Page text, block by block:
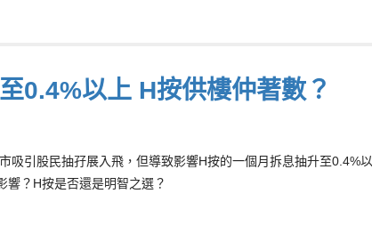
0.4%以上 H按供樓仲著數？
吸引股民抽孖展入飛，但導致影響H按的一個月拆息抽升至0.4%
響？H按是否還是明智之選？